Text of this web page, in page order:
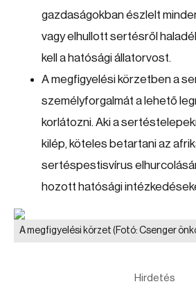
gazdaságokban észlelt
vagy elhullott sertésről
kell a hatósági állatorvost.
A megfigyelési körzetben a
személyforgalmát a lehető
korlátozni. Aki a
kilép, köteles betartani az
sertéspestisvírus
hozott hatósági
A megfigyelési körzet (Fotó: Csenger
Hirdetés